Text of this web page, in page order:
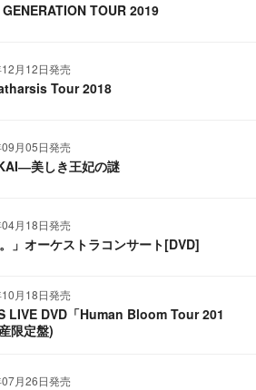
TOUR 2019
月12日発売
Tour 2018
月05日発売
美しき王妃の謎
月18日発売
。」オーケストラコンサート[DVD]
月18日発売
LIVE DVD「Human Bloom Tour 201
限定盤)
月26日発売